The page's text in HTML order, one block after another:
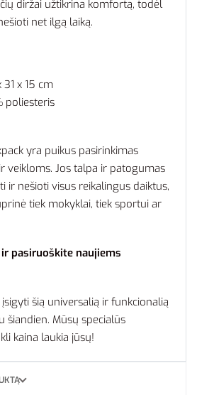
diržai užtikrina komfortą, todėl
net ilgą laiką.
x 15 cm
poliesteris
yra puikus pasirinkimas
veikloms. Jos talpa ir patogumas
ir nešioti visus reikalingus daiktus,
tiek mokyklai, tiek sportui ar
pasiruoškite naujiems
šią universalią ir funkcionalią
šiandien. Mūsų specialūs
kaina laukia jūsų!